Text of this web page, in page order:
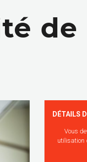
VOTRE
de
DÉTAILS
Vous
utilisation